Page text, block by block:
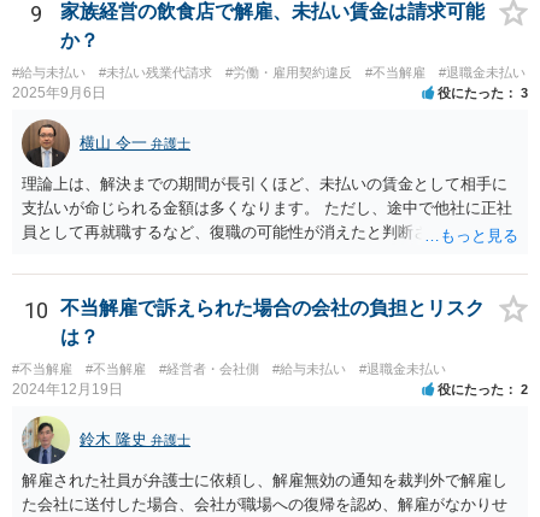
ではないです。 労働契約法１６条では、「解雇は、客観的に合理的な
理由を欠き、社会通念上相当であると認められない場合は、その権利
を濫用したものとして、無効とする。」と定めています。 そのため、
解雇が認められるためには、「改善の見込みがないほどの著しい能力
不足」や「会社に重大な損害を与えた」などの客観的の事情及び証拠
が必要となります。今回のケースのように、一度の会議資料の誤り程
度では、適法な解雇理由として認められることはまずありません。 ま
た、経歴詐称を理由とする解雇が有効になるのは、その詐称が「企業
の採用決定に重大な影響を与えるもの」と考えられています。今回の
ケースでは、過去２年の経歴が「業務委託」か「社員」かという点
は、過去２年間の業務内容自体を左右するものでなく、重大な詐称と
は判断されにくいでしょう。 そのため、いずれの理由も、適法な解雇
理由とすることは出来ないと考えます。 もっとも、上場を控えたベン
チャー企業とのことですし、社内のご事情については、顧問弁護士が
詳しく知るところと推察いたしますので、詳細は顧問弁護士の先生に
相談されるのがよろしいかと思います。
9
家族経営の飲食店で解雇、未払い賃金は請求可能
か？
#給与未払い #未払い残業代請求 #労働・雇用契約違反 #不当解雇 #退職金未払い
2025年9月6日 役にたった 3
横山 令一 弁護士
理論上は、解決までの期間が長引くほど、未払いの賃金として相手に
支払いが命じられる金額は多くなります。 ただし、途中で他社に正社
員として再就職するなど、復職の可能性が消えたと判断されると、そ
また、生計を立てるためにアルバイトなどで代わりの収入を得ること
までは否定されませんが、その場合、一定割合を上限に代わりに得た
収入が未払いの賃金の金額から差し引かれることがあります。 そのた
め、必ずしも期間に比例するとは限らないことにご注意ください。 現
在の労働基準法の上では、賃金の請求権の消滅時効は３年間で、給料
日ごとに時効の起算が始まります。そのため、遅くとも、最初の未払
い賃金の給料日から３年以内に訴訟を提起する必要があります。
10
不当解雇で訴えられた場合の会社の負担とリスク
は？
#不当解雇 #不当解雇 #経営者・会社側 #給与未払い #退職金未払い
2024年12月19日 役にたった 2
鈴木 隆史 弁護士
解雇された社員が弁護士に依頼し、解雇無効の通知を裁判外で解雇し
た会社に送付した場合、会社が職場への復帰を認め、解雇がなかりせ